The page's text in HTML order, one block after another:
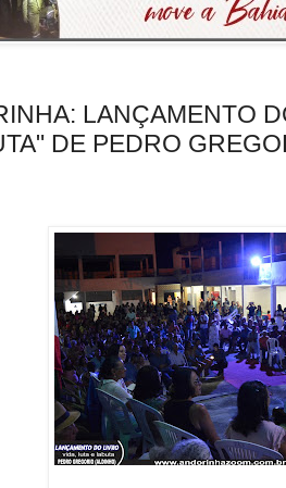
LANÇAMENTO
DE PEDRO